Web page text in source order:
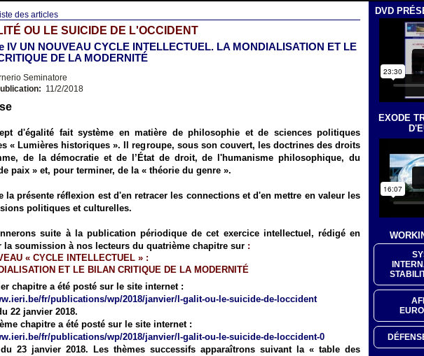
des articles
OU LE SUICIDE DE L'OCCIDENT
IV UN NOUVEAU CYCLE INTELLECTUEL. LA MONDIALISATION ET LE
DE LA MODERNITÉ
Seminatore
11/2/2018
d'égalité fait système en matière de philosophie et de sciences politiques
« Lumières historiques ». Il regroupe, sous son couvert, les doctrines des droits
de la démocratie et de l’État de droit, de l'humanisme philosophique, du
paix » et, pour terminer, de la « théorie du genre ».
la présente réflexion est d'en retracer les connections et d'en mettre en valeur les
politiques et culturelles.
suite à la publication périodique de cet exercice intellectuel, rédigé en
la soumission à nos lecteurs du quatrième chapitre sur :
« CYCLE INTELLECTUEL » :
ET LE BILAN CRITIQUE DE LA MODERNITÉ
chapitre a été posté sur le site internet :
fr/publications/wp/2018/janvier/l-galit-ou-le-suicide-de-loccident
22 janvier 2018.
chapitre a été posté sur le site internet :
fr/publications/wp/2018/janvier/l-galit-ou-le-suicide-de-loccident-0
23 janvier 2018. Les thèmes successifs apparaîtrons suivant la « table des
DVD
EXODE